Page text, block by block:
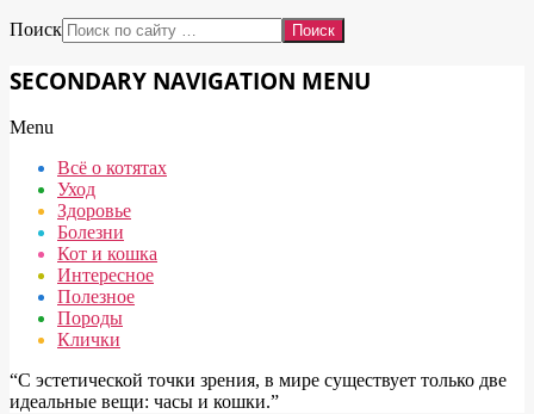
Поиск
SECONDARY NAVIGATION MENU
Menu
Всё о котятах
Уход
Здоровье
Болезни
Кот и кошка
Интересное
Полезное
Породы
Клички
“С эстетической точки зрения, в мире существует только две
идеальные вещи: часы и кошки.”